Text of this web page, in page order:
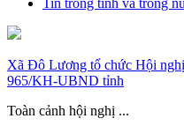
Tin trong tỉnh và trong
Xã Đô Lương tổ chức Hội
965/KH-UBND tỉnh
Toàn cảnh hội nghị ...